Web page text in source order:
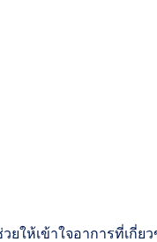
ให้เข้าใจอาการที่เกี่ย